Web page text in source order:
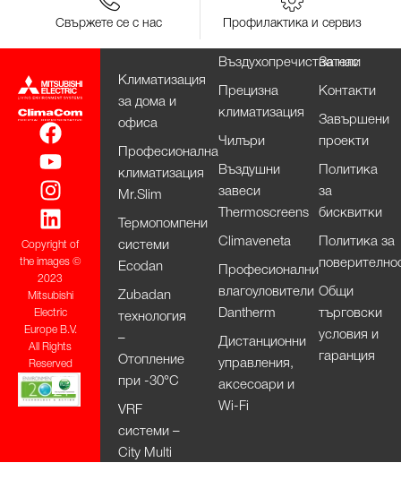
Свържете се с нас Профилактика и сервиз
Copyright of
the images ©
2023
Mitsubishi
Electric
Europe B.V.
All Rights
Reserved
Климатизация
за дома и
офиса
Професионална
климатизация
Mr.Slim
Термопомпени
системи
Ecodan
Zubadan
технология
–
Отопление
при -30°С
VRF
системи –
City Multi
Въздухопречистватели
Прецизна
климатизация
Чилъри
Въздушни
завеси
Thermoscreens
Climaveneta
Професионални
влагоуловители
Dantherm
Дистанционни
управления,
аксесоари и
Wi-Fi
За нас
Контакти
Завършени
проекти
Политика
за
бисквитки
Политика за
Общи
търговски
условия и
гаранция